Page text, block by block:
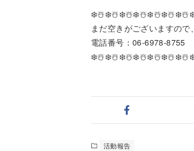
まだ空きがございますの
電話番号：06‐6978‐8755
活動報告